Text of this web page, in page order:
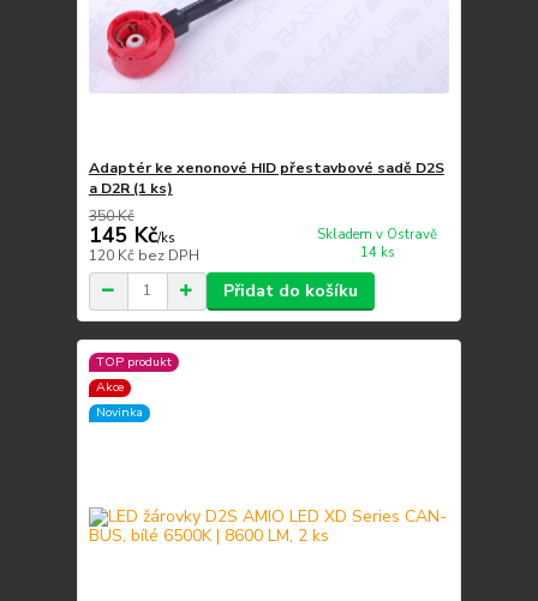
Adaptér ke xenonové HID přestavbové sadě D2S
a D2R (1 ks)
350 Kč
145 Kč/ks
120 Kč bez DPH
Skladem v Ostravě
14 ks
Přidat do košíku
TOP produkt
Akce
Novinka